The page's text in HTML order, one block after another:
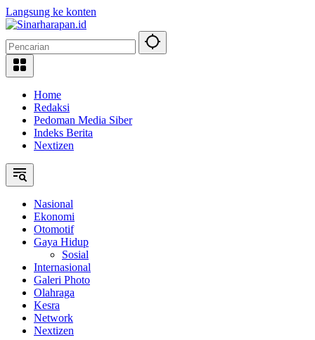
Langsung ke konten
Home
Redaksi
Pedoman Media Siber
Indeks Berita
Nextizen
Nasional
Ekonomi
Otomotif
Gaya Hidup
Sosial
Internasional
Galeri Photo
Olahraga
Kesra
Network
Nextizen